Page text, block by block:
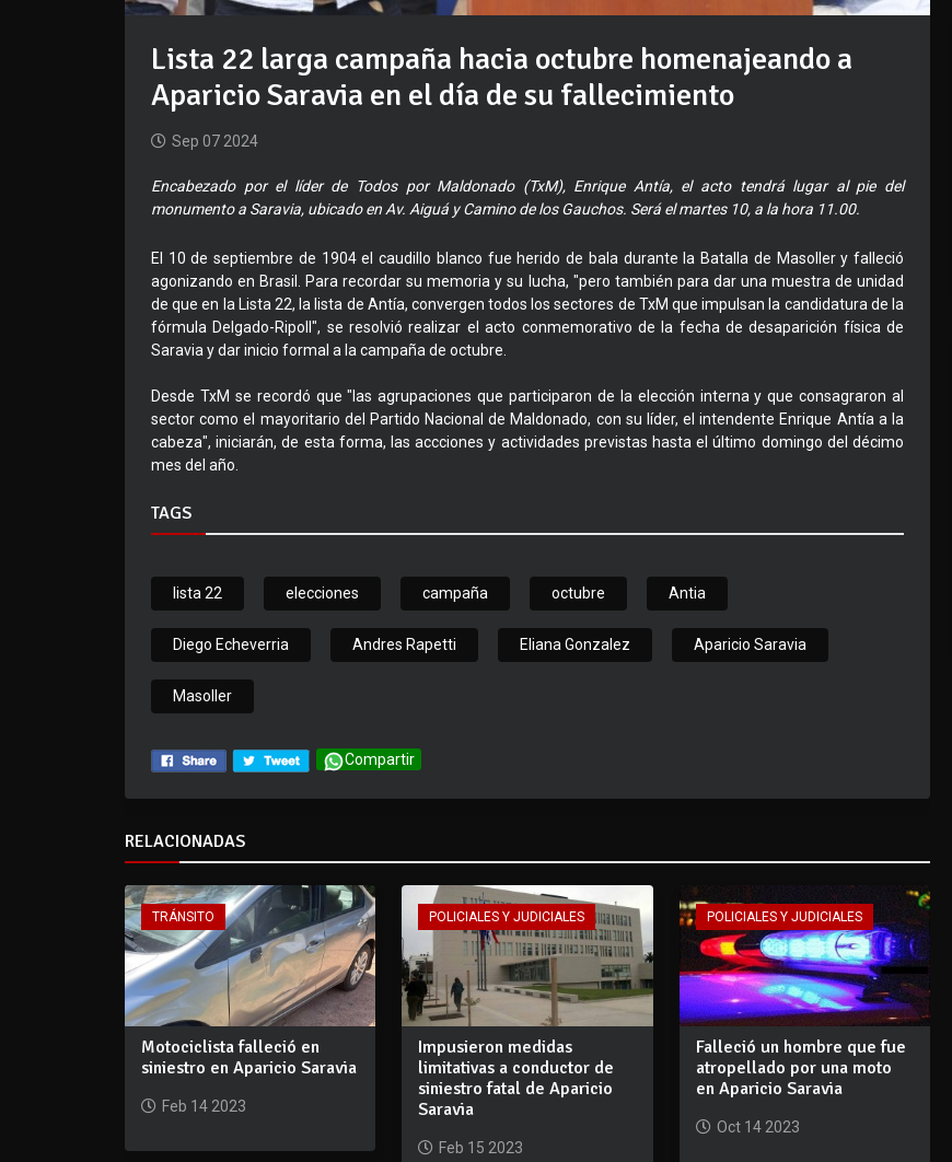
Lista 22 larga campaña hacia octubre homenajeando a
Aparicio Saravia en el día de su fallecimiento
Sep 07 2024
Encabezado por el líder de Todos por Maldonado (TxM), Enrique Antía, el acto tendrá lugar al pie del
monumento a Saravia, ubicado en Av. Aiguá y Camino de los Gauchos. Será el martes 10, a la hora 11.00.
El 10 de septiembre de 1904 el caudillo blanco fue herido de bala durante la Batalla de Masoller y falleció
agonizando en Brasil. Para recordar su memoria y su lucha, "pero también para dar una muestra de unidad
de que en la Lista 22, la lista de Antía, convergen todos los sectores de TxM que impulsan la candidatura de la
fórmula Delgado-Ripoll", se resolvió realizar el acto conmemorativo de la fecha de desaparición física de
Saravia y dar inicio formal a la campaña de octubre.
Desde TxM se recordó que "las agrupaciones que participaron de la elección interna y que consagraron al
sector como el mayoritario del Partido Nacional de Maldonado, con su líder, el intendente Enrique Antía a la
cabeza", iniciarán, de esta forma, las accciones y actividades previstas hasta el último domingo del décimo
mes del año.
TAGS
lista 22 elecciones campaña octubre Antia
Diego Echeverria Andres Rapetti Eliana Gonzalez Aparicio Saravia
Masoller
Compartir
RELACIONADAS
TRÁNSITO
Motociclista falleció en
siniestro en Aparicio Saravia
Feb 14 2023
POLICIALES Y JUDICIALES
Impusieron medidas
limitativas a conductor de
siniestro fatal de Aparicio
Saravia
Feb 15 2023
POLICIALES Y JUDICIALES
Falleció un hombre que fue
atropellado por una moto
en Aparicio Saravia
Oct 14 2023